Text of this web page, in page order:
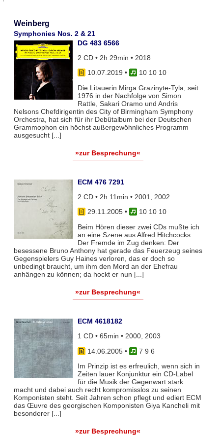
Weinberg
Symphonies Nos. 2 & 21
DG 483 6566
2 CD • 2h 29min • 2018
10.07.2019 •
10 10 10
Die Litauerin Mirga Grazinyte-Tyla, seit
1976 in der Nachfolge von Simon
Rattle, Sakari Oramo und Andris
Nelsons Chefdirigentin des City of Birmingham Symphony
Orchestra, hat sich für ihr Debütalbum bei der Deutschen
Grammophon ein höchst außergewöhnliches Programm
ausgesucht [...]
»zur Besprechung«
ECM 476 7291
2 CD • 2h 11min • 2001, 2002
29.11.2005•
10 10 10
Beim Hören dieser zwei CDs mußte ich
an eine Szene aus Alfred Hitchcocks
Der Fremde im Zug denken: Der
besessene Bruno Anthony hat gerade das Feuerzeug seines
Gegenspielers Guy Haines verloren, das er doch so
unbedingt braucht, um ihm den Mord an der Ehefrau
anhängen zu können; da hockt er nun [...]
»zur Besprechung«
ECM 4618182
1 CD • 65min • 2000, 2003
14.06.2005•
7 9 6
Im Prinzip ist es erfreulich, wenn sich in
Zeiten lauer Konjunktur ein CD-Label
für die Musik der Gegenwart stark
macht und dabei auch recht kompromisslos zu seinen
Komponisten steht. Seit Jahren schon pflegt und ediert ECM
das Œuvre des georgischen Komponisten Giya Kancheli mit
besonderer [...]
»zur Besprechung«